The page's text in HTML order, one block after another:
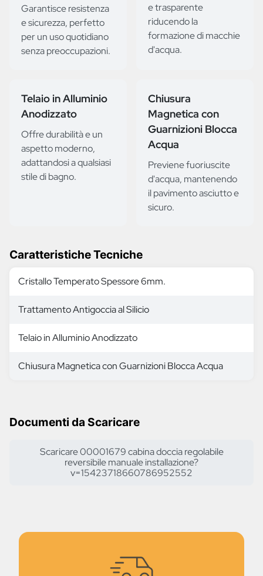
Garantisce resistenza
e sicurezza, perfetto
per un uso quotidiano
senza preoccupazioni.
e trasparente
riducendo la
formazione di macchie
d'acqua.
Telaio in Alluminio
Anodizzato
Offre durabilità e un
aspetto moderno,
adattandosi a qualsiasi
stile di bagno.
Chiusura
Magnetica con
Guarnizioni Blocca
Acqua
Previene fuoriuscite
d'acqua, mantenendo
il pavimento asciutto e
sicuro.
Caratteristiche Tecniche
Cristallo Temperato Spessore 6mm.
Trattamento Antigoccia al Silicio
Telaio in Alluminio Anodizzato
Chiusura Magnetica con Guarnizioni Blocca Acqua
Documenti da Scaricare
Scaricare 00001679 cabina doccia regolabile
reversibile manuale installazione?
v=15423718660786952552